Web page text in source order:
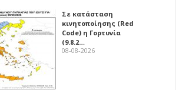
Σε κατάσταση
κινητοποίησης (Red
Code) η Γορτυνία
(9.8.2…
08-08-2026